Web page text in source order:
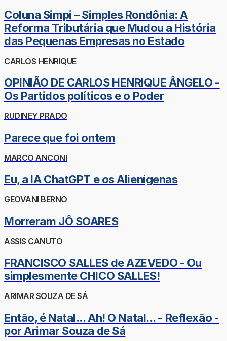
Coluna Simpi – Simples Rondônia: A
Reforma Tributária que Mudou a História
das Pequenas Empresas no Estado
CARLOS HENRIQUE
OPINIÃO DE CARLOS HENRIQUE ÂNGELO -
Os Partidos políticos e o Poder
RUDINEY PRADO
Parece que foi ontem
MARCO ANCONI
Eu, a IA ChatGPT e os Alienígenas
GEOVANI BERNO
Morreram JÔ SOARES
ASSIS CANUTO
FRANCISCO SALLES de AZEVEDO - Ou
simplesmente CHICO SALLES!
ARIMAR SOUZA DE SÁ
Então, é Natal... Ah! O Natal... - Reflexão -
por Arimar Souza de Sá